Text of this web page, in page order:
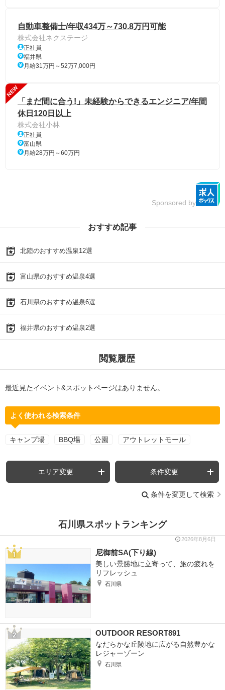
自動車整備士/年収434万～730.8万円可能
株式会社ネクステージ
正社員
福井県
月給31万円～52万7,000円
NEW
「まだ間に合う!」未経験からできるエンジニア/年間
休日120日以上
株式会社小林
正社員
富山県
月給28万円～60万円
Sponsored by
おすすめ記事
北陸のおすすめ温泉12選
富山県のおすすめ温泉4選
石川県のおすすめ温泉6選
福井県のおすすめ温泉2選
閲覧履歴
最近見たイベント&スポットページはありません。
よく使われる検索条件
キャンプ場 BBQ場 公園 アウトレットモール
エリア変更 条件変更
条件を変更して検索
石川県スポットランキング
2026年8月6日
尼御前SA(下り線)
美しい景勝地に立寄って、旅の疲れを
リフレッシュ
石川県
OUTDOOR RESORT891
なだらかな丘陵地に広がる自然豊かな
レジャーゾーン
石川県